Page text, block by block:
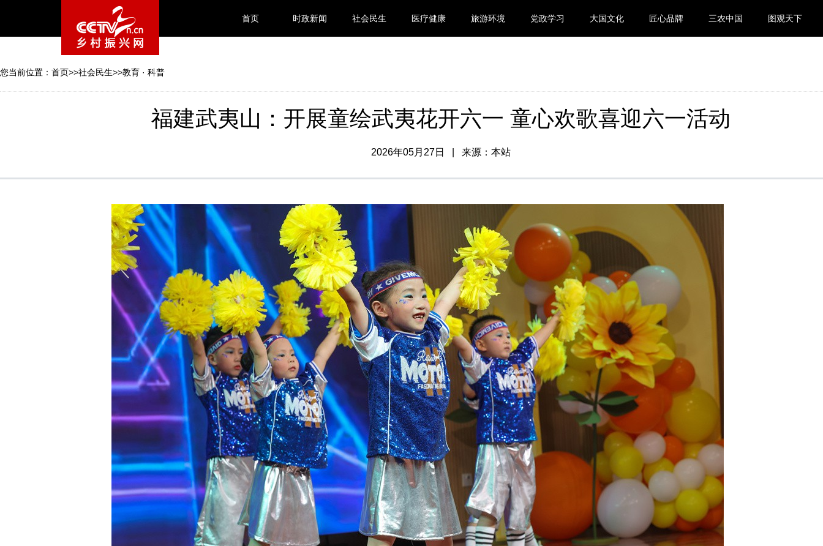
首页 时政新闻 社会民生 医疗健康 旅游环境 党政学习 大国文化 匠心品牌 三农中国 图观天下
您当前位置： 首页>>社会民生>>教育 · 科普
福建武夷山：开展童绘武夷花开六一 童心欢歌喜迎六一活动
2026年05月27日 | 来源：本站